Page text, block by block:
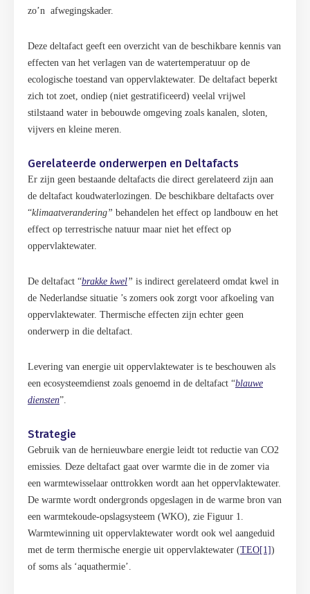
zo’n afwegingskader.
Deze deltafact geeft een overzicht van de beschikbare kennis van
effecten van het verlagen van de watertemperatuur op de
ecologische toestand van oppervlaktewater. De deltafact beperkt
zich tot zoet, ondiep (niet gestratificeerd) veelal vrijwel
stilstaand water in bebouwde omgeving zoals kanalen, sloten,
vijvers en kleine meren.
Gerelateerde onderwerpen en Deltafacts
Er zijn geen bestaande deltafacts die direct gerelateerd zijn aan
de deltafact koudwaterlozingen. De beschikbare deltafacts over
“klimaatverandering” behandelen het effect op landbouw en het
effect op terrestrische natuur maar niet het effect op
oppervlaktewater.
De deltafact “brakke kwel” is indirect gerelateerd omdat kwel in
de Nederlandse situatie ’s zomers ook zorgt voor afkoeling van
oppervlaktewater. Thermische effecten zijn echter geen
onderwerp in die deltafact.
Levering van energie uit oppervlaktewater is te beschouwen als
een ecosysteemdienst zoals genoemd in de deltafact “blauwe
diensten”.
Strategie
Gebruik van de hernieuwbare energie leidt tot reductie van CO2
emissies. Deze deltafact gaat over warmte die in de zomer via
een warmtewisselaar onttrokken wordt aan het oppervlaktewater.
De warmte wordt ondergronds opgeslagen in de warme bron van
een warmtekoude-opslagsysteem (WKO), zie Figuur 1.
Warmtewinning uit oppervlaktewater wordt ook wel aangeduid
met de term thermische energie uit oppervlaktewater (TEO[1])
of soms als ‘aquathermie’.